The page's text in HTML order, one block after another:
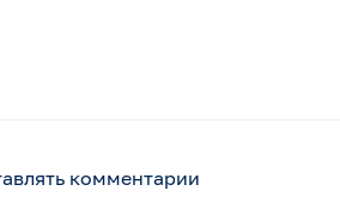
комментарии